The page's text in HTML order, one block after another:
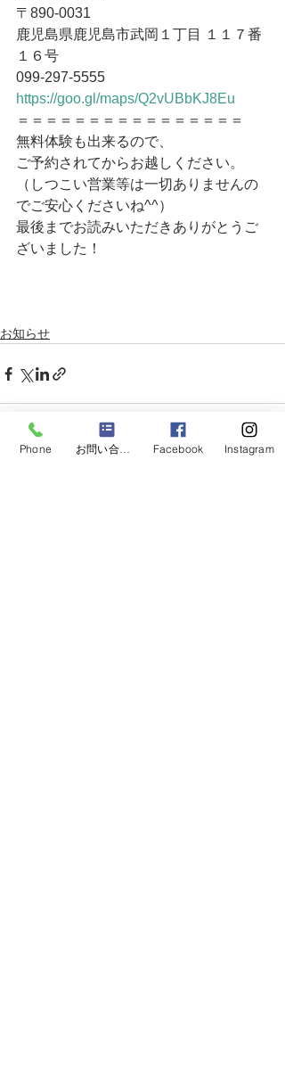
〒890-0031
鹿児島県鹿児島市武岡１丁目 １１７番
１６号
099-297-5555
https://goo.gl/maps/Q2vUBbKJ8Eu
＝＝＝＝＝＝＝＝＝＝＝＝＝＝＝＝
無料体験も出来るので、
ご予約されてからお越しください。
（しつこい営業等は一切ありませんの
でご安心くださいね^^）
最後までお読みいただきありがとうご
ざいました！
お知らせ
Phone お問い合わせ Facebook Instagram